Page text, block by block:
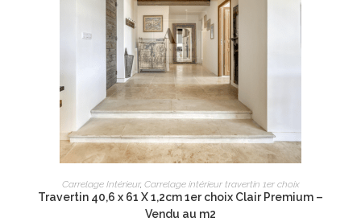
AJOUTER AU PANIER
Carrelage Intérieur, Carrelage intérieur travertin 1er choix
Travertin 40,6 x 61 X 1,2cm 1er choix Clair Premium –
Vendu au m2